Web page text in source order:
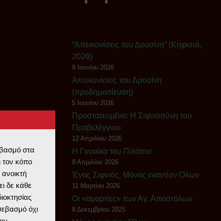
“Απεικονίσεις του Δροσίνη” (Κηφισιά,
2026)
9 Ιουνίου 2026
Απεικονίσεις του Δροσίνη
(προδημοσίευση)
5 Ιουνίου 2026
Πρoστατευμένο: Η Σιφνιοσύνη του
Προβελέγγιου
12 Απριλίου 2026
Η Γυναίκα του Πιλάτου
8 Απριλίου 2026
Ένας Σιφνιός, Μόνος εναντίον Όλων
11 Μαρτίου 2026
Οι «αμαρτίες» των Αγ. Αποστόλων
8 Δεκεμβρίου 2025
στα
τον κόπο
δε κάθε
όχι